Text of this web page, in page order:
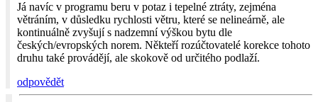
Já navíc v programu beru v potaz i tepelné ztráty, zejména
větráním, v důsledku rychlosti větru, které se nelineárně, ale
kontinuálně zvyšují s nadzemní výškou bytu dle
českých/evropských norem. Někteří rozúčtovatelé korekce tohoto
druhu také provádějí, ale skokově od určitého podlaží.
odpovědět